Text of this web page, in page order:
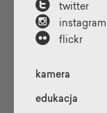
 twitter
 instagram
 flickr
kamera
edukacja